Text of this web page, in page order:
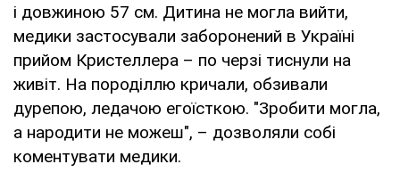
і довжиною 57 см. Дитина не могла вийти,
медики застосували заборонений в Україні
прийом Кристеллера – по черзі тиснули на
живіт. На породіллю кричали, обзивали
дурепою, ледачою егоїсткою. "Зробити могла,
а народити не можеш", – дозволяли собі
коментувати медики.